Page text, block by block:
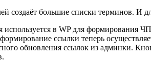
создаёт большие списки терминов. И
используется в WP для формирования
ссылки теперь
обновления ссылок из админки.